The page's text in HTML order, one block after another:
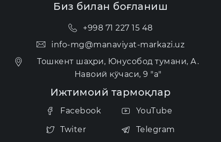
Биз билан боғланиш
+998 71 227 15 48
info-mg@manaviyat-markazi.uz
Тошкент шаҳри, Юнусобод тумани, А.
Навоий кўчаси, 9 "а"
Ижтимоий тармоқлар
Facebook
Twiter
YouTube
Telegram